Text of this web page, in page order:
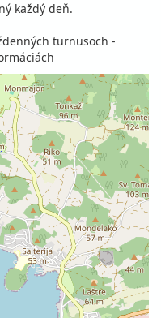
každý deň.
turnusoch -